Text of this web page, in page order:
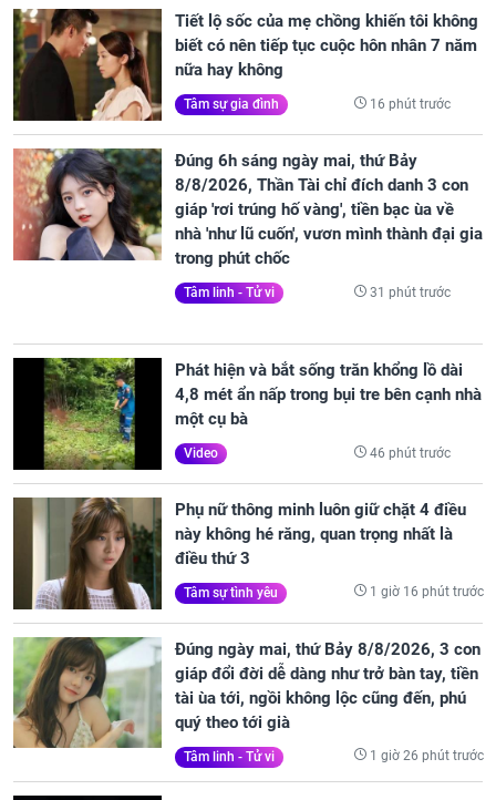
Tiết lộ sốc của mẹ chồng khiến tôi không
biết có nên tiếp tục cuộc hôn nhân 7 năm
nữa hay không
Tâm sự gia đình 16 phút trước
Đúng 6h sáng ngày mai, thứ Bảy
8/8/2026, Thần Tài chỉ đích danh 3 con
giáp 'rơi trúng hố vàng', tiền bạc ùa về
nhà 'như lũ cuốn', vươn mình thành đại gia
trong phút chốc
Tâm linh - Tử vi 31 phút trước
Phát hiện và bắt sống trăn khổng lồ dài
4,8 mét ẩn nấp trong bụi tre bên cạnh nhà
một cụ bà
Video 46 phút trước
Phụ nữ thông minh luôn giữ chặt 4 điều
này không hé răng, quan trọng nhất là
điều thứ 3
Tâm sự tình yêu 1 giờ 16 phút trước
Đúng ngày mai, thứ Bảy 8/8/2026, 3 con
giáp đổi đời dễ dàng như trở bàn tay, tiền
tài ùa tới, ngồi không lộc cũng đến, phú
quý theo tới già
Tâm linh - Tử vi 1 giờ 26 phút trước